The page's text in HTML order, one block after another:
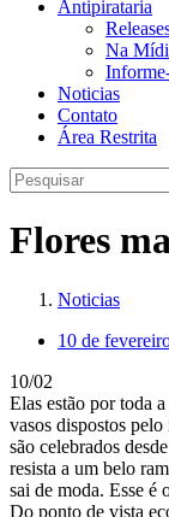
Antipirataria
Na
Noticias
Contato
Área Restrita
Flores
Noticias
10 de
10/02
Elas estão por toda
vasos dispostos
são celebrados
resista a um belo
sai de moda. Esse é
Do ponto de vista